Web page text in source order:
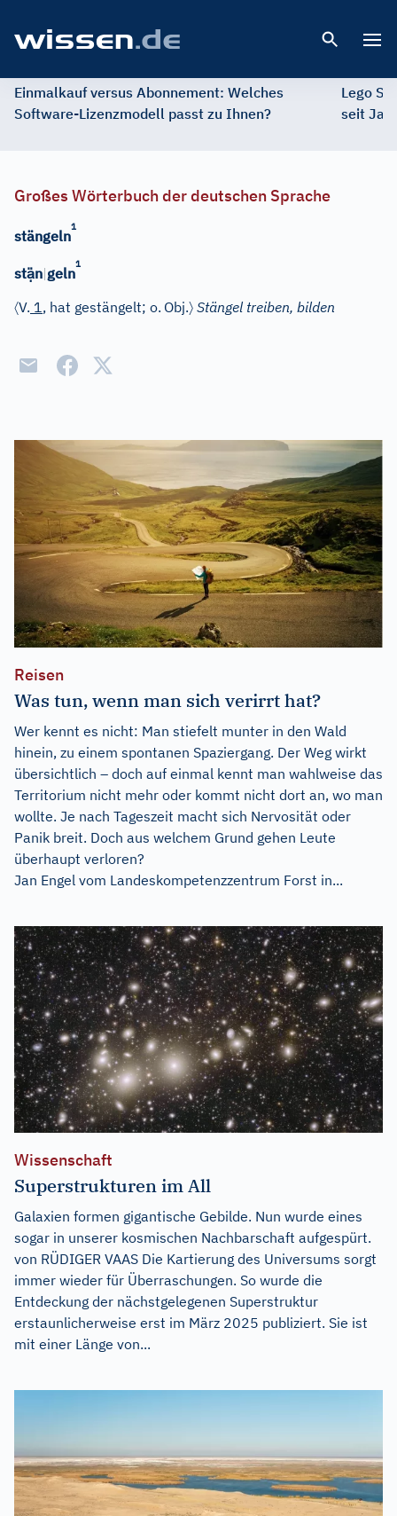
Einmalkauf versus Abonnement: Welches
Software-Lizenzmodell passt zu Ihnen?
Lego
seit
Großes Wörterbuch der deutschen Sprache
stängeln
1
stạ̈n|geln
1
〈V. 1, hat gestängelt; o. Obj.〉 Stängel treiben, bilden
Reisen
Was tun, wenn man sich verirrt hat?
Wer kennt es nicht: Man stiefelt munter in den Wald
hinein, zu einem spontanen Spaziergang. Der Weg wirkt
übersichtlich – doch auf einmal kennt man wahlweise das
Territorium nicht mehr oder kommt nicht dort an, wo man
wollte. Je nach Tageszeit macht sich Nervosität oder
Panik breit. Doch aus welchem Grund gehen Leute
überhaupt verloren?
Jan Engel vom Landeskompetenzzentrum Forst in...
Wissenschaft
Superstrukturen im All
Galaxien formen gigantische Gebilde. Nun wurde eines
sogar in unserer kosmischen Nachbarschaft aufgespürt.
von RÜDIGER VAAS Die Kartierung des Universums sorgt
immer wieder für Überraschungen. So wurde die
Entdeckung der nächstgelegenen Superstruktur
erstaunlicherweise erst im März 2025 publiziert. Sie ist
mit einer Länge von...